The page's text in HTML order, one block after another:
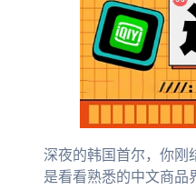
深夜的韩国首尔，你刚
是看看熟悉的中文商品